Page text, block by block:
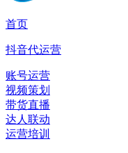
首页
抖音代运营
账号运营
视频策划
带货直播
达人联动
运营培训